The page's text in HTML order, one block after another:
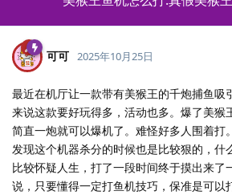
可可 2025年10月25日
最近在机厅让一款带有美猴王的千炮捕鱼吸
来说这款要好玩得多，活动也多。爆了美猴
简直一炮就可以爆机了。难怪好多人围着打
发现这个机器杀分的时候也是比较狠的，什
比较怀疑人生，打了一段时间终于摸出来了
说，只要懂得一定打鱼机技巧，保准是可以